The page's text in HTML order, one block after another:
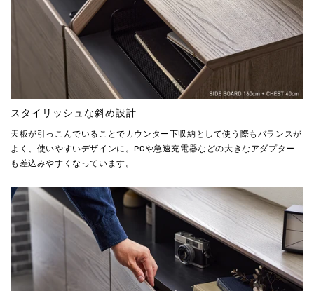
スタイリッシュな斜め設計
天板が引っこんでいることでカウンター下収納として使う際もバランスが
よく、使いやすいデザインに。PCや急速充電器などの大きなアダプター
も差込みやすくなっています。